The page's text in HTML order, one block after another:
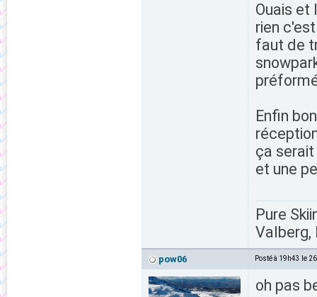
Ouais et
rien
faut de
Enfin
ça
et une
Pure
Valberg,
pow06 Posté à 19h43 le
oh pas